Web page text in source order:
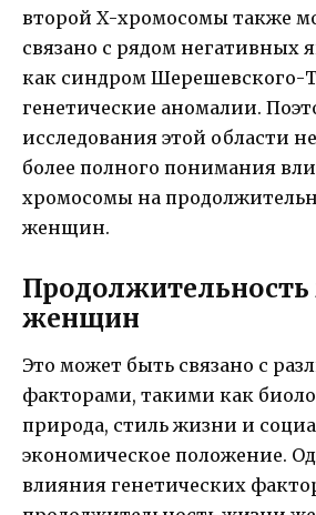
второй Х-хромосомы также
связано с рядом негативных
как синдром Шерешевского-
генетические аномалии.
исследования этой области
более полного понимания
хромосомы на
женщин.
женщин
Это может быть связано с
факторами, такими как
природа, стиль жизни и
экономическое положение.
влияния генетических